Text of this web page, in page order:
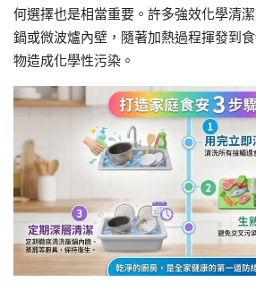
何選擇也是相當重要。許多強效化學清
鍋或微波爐內壁，隨著加熱過程揮發到
物造成化學性污染。